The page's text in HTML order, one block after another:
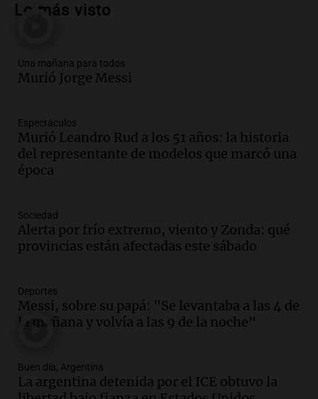
tras la muerte de su papá
Audio.Ley de Propiedad Privada: el revés
en el Congreso expuso una debilidad
Episodios
Audio.Casabindo se prepara para una
celebración única: 30.000 turistas y el
Episodios
Audio. Borges, abogada de Pourrain:
"Tres hombres se lo llevaron para
Episodios
Audio.Voluntarios limpiaron 9.000
Una mañana para todos
Episodios
Lo más visto
Una mañana para todos
Murió Jorge Messi
Espectáculos
Murió Leandro Rud a los 51 años: la historia
del representante de modelos que marcó una
época
Sociedad
Alerta por frío extremo, viento y Zonda: qué
provincias están afectadas este sábado
Deportes
Messi, sobre su papá: "Se levantaba a las 4 de
la mañana y volvía a las 9 de la noche"
Buen día, Argentina
La argentina detenida por el ICE obtuvo la